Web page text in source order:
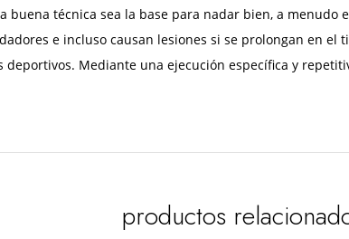
técnica sea la base para nadar bien, a
e incluso causan lesiones si se prolongan en el
Mediante una ejecución específica y
productos